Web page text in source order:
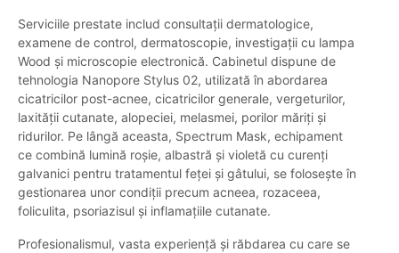
Serviciile prestate includ consultații dermatologice,
examene de control, dermatoscopie, investigații cu lampa
Wood și microscopie electronică. Cabinetul dispune de
tehnologia Nanopore Stylus 02, utilizată în abordarea
cicatricilor post-acnee, cicatricilor generale, vergeturilor,
laxității cutanate, alopeciei, melasmei, porilor măriți și
ridurilor. Pe lângă aceasta, Spectrum Mask, echipament
ce combină lumină roșie, albastră și violetă cu curenți
galvanici pentru tratamentul feței și gâtului, se folosește în
gestionarea unor condiții precum acneea, rozaceea,
foliculita, psoriazisul și inflamațiile cutanate.
Profesionalismul, vasta experiență și răbdarea cu care se